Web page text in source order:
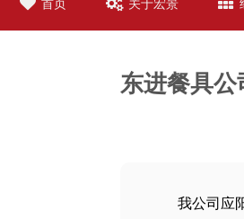
东进餐具
我公司应